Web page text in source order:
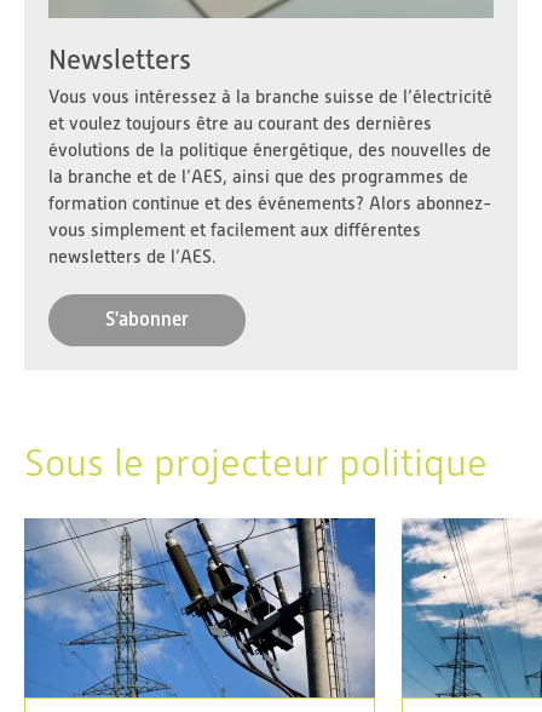
Newsletters
Vous vous intéressez à la branche suisse de l’électricité
et voulez toujours être au courant des dernières
évolutions de la politique énergétique, des nouvelles de
la branche et de l’AES, ainsi que des programmes de
formation continue et des événements? Alors abonnez-
vous simplement et facilement aux différentes
newsletters de l’AES.
S'abonner
Sous le projecteur politique